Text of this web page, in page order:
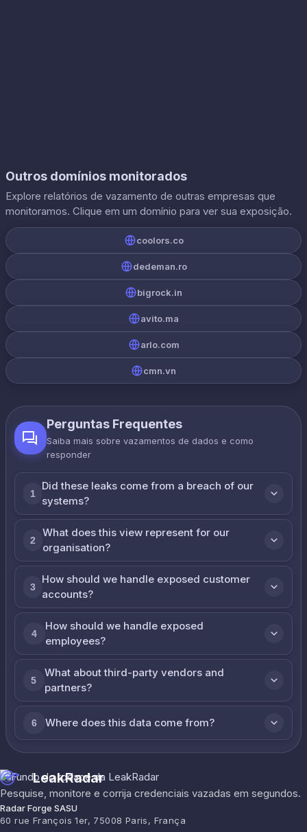
Outros domínios monitorados
Explore relatórios de vazamento de outras empresas que
monitoramos. Clique em um domínio para ver sua exposição.
coolors.co
dedeman.ro
bigrock.in
avito.ma
arlo.com
cmn.vn
Perguntas Frequentes
Saiba mais sobre vazamentos de dados e como
responder
1
Did these leaks come from a breach of our
systems?
2
What does this view represent for our
organisation?
3
How should we handle exposed customer
accounts?
4
How should we handle exposed
employees?
5
What about third-party vendors and
partners?
6 Where does this data come from?
LeakRadar
Pesquise, monitore e corrija credenciais vazadas em segundos.
Radar Forge SASU
60 rue François 1er, 75008 Paris, França